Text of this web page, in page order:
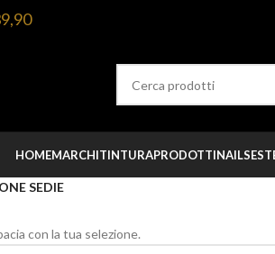
HOMEMARCHITINTURAPRODOTTINAILS
SEDIE
con la tua selezione.